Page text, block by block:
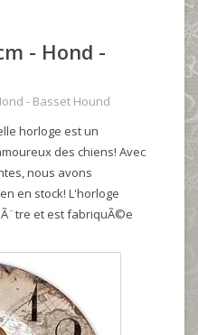
- Hond -
- Basset Hound
horloge est un
des chiens! Avec
nous avons
en stock! L'horloge
et est fabriquÃ©e